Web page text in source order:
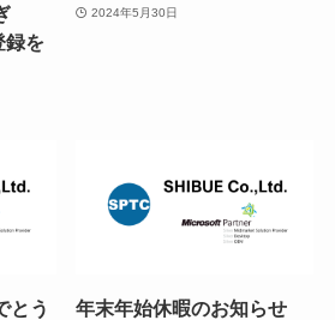
録を
2024年5月30日
とう
年末年始休暇のお知らせ